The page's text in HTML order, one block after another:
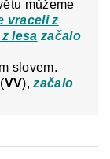
můžeme
vraceli z
lesa začalo
slovem.
(VV),začalo